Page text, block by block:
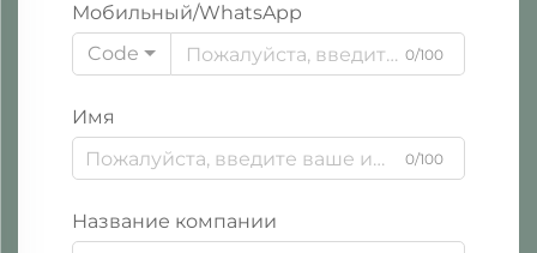
Мобильный/WhatsApp
Code
0/100
Имя
0/100
Название компании